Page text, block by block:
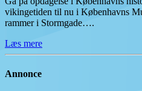
vikingetiden til nu i Københavns
rammer i Stormgade….
Læs mere
Annonce